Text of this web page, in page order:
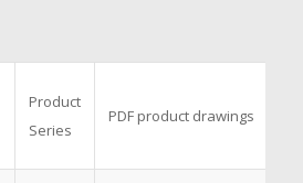
Product
Series
PDF product drawings